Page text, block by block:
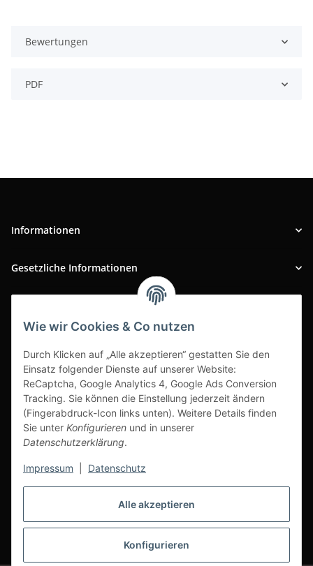
Alle akzeptieren
Konfigurieren
Wie wir Cookies & Co nutzen
Durch Klicken auf „Alle akzeptieren“ gestatten Sie den
Einsatz folgender Dienste auf unserer Website:
ReCaptcha, Google Analytics 4, Google Ads Conversion
Tracking. Sie können die Einstellung jederzeit ändern
(Fingerabdruck-Icon links unten). Weitere Details finden
Sie unter Konfigurieren und in unserer
Datenschutzerklärung.
Impressum Datenschutz
Bewertungen
PDF
Informationen
Gesetzliche Informationen
Vertrag widerrufen
* Alle Preise inkl. gesetzlicher USt., zzgl.Versand